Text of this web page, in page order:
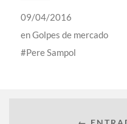
09/04/2016
enGolpes de mercado
Pere Sampol